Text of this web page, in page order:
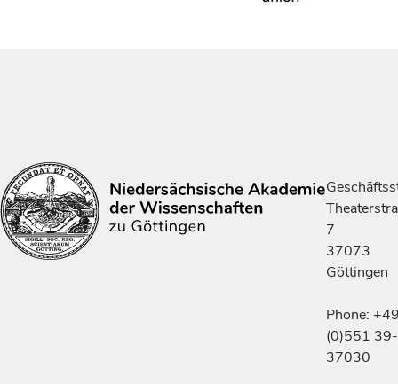
7
37073
Göttingen
Phone:
(0)551 39-
37030